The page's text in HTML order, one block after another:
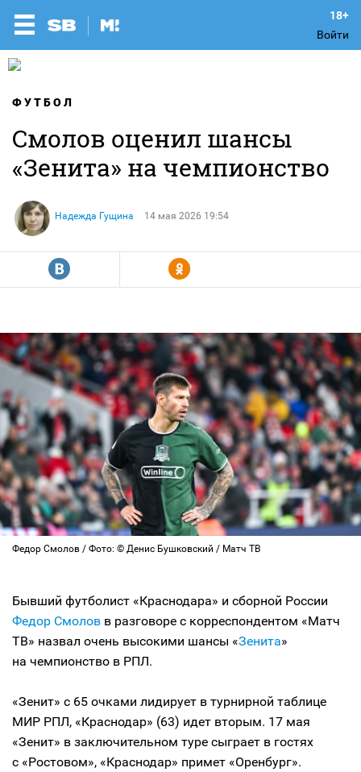
Войти
ФУТБОЛ
Смолов оценил шансы
«Зенита» на чемпионство
Надежда Гущина 14 мая 2026 19:54
R Y
Федор Смолов / Фото: © Денис Бушковский / Матч ТВ
Бывший футболист «Краснодара» и сборной России
Федор Смолов в разговоре с корреспондентом «Матч
ТВ» назвал очень высокими шансы «Зенита»
на чемпионство в РПЛ.
«Зенит» с 65 очками лидирует в турнирной таблице
МИР РПЛ, «Краснодар» (63) идет вторым. 17 мая
«Зенит» в заключительном туре сыграет в гостях
с «Ростовом», «Краснодар» примет «Оренбург».